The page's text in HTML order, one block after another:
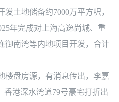
土地储备约7000万平方呎，
年完成对上海高逸尚城、重
御南湾等内地项目开发，合计
楼盘房源，有消息传出，李嘉
港深水湾道79号豪宅打折出